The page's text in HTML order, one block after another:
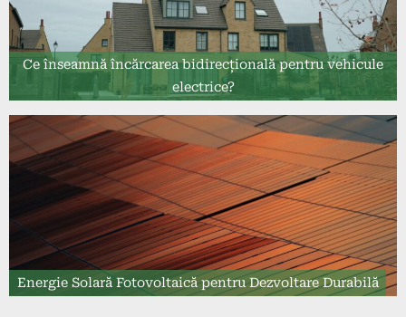
Ce înseamnă încărcarea bidirecțională pentru vehicule
electrice?
Energie Solară Fotovoltaică pentru Dezvoltare Durabilă